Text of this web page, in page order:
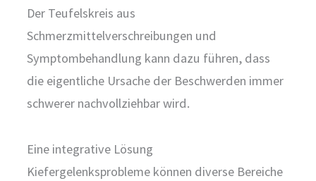
Der Teufelskreis aus
Schmerzmittelverschreibungen und
Symptombehandlung kann dazu führen, dass
die eigentliche Ursache der Beschwerden immer
schwerer nachvollziehbar wird.
Eine integrative Lösung
Kiefergelenksprobleme können diverse Bereiche